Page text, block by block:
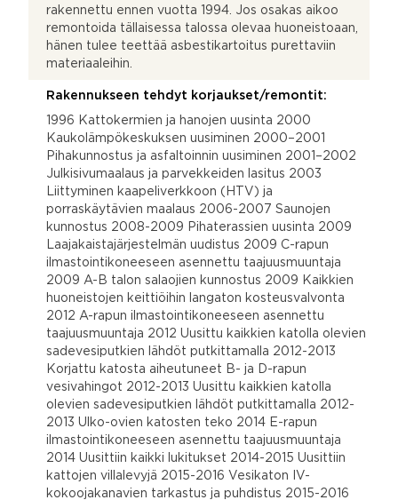
rakennettu ennen vuotta 1994. Jos osakas aikoo
remontoida tällaisessa talossa olevaa huoneistoaan,
hänen tulee teettää asbestikartoitus purettaviin
materiaaleihin.
Rakennukseen tehdyt korjaukset/remontit:
1996 Kattokermien ja hanojen uusinta 2000
Kaukolämpökeskuksen uusiminen 2000–2001
Pihakunnostus ja asfaltoinnin uusiminen 2001–2002
Julkisivumaalaus ja parvekkeiden lasitus 2003
Liittyminen kaapeliverkkoon (HTV) ja
porraskäytävien maalaus 2006-2007 Saunojen
kunnostus 2008-2009 Pihaterassien uusinta 2009
Laajakaistajärjestelmän uudistus 2009 C-rapun
ilmastointikoneeseen asennettu taajuusmuuntaja
2009 A-B talon salaojien kunnostus 2009 Kaikkien
huoneistojen keittiöihin langaton kosteusvalvonta
2012 A-rapun ilmastointikoneeseen asennettu
taajuusmuuntaja 2012 Uusittu kaikkien katolla olevien
sadevesiputkien lähdöt putkittamalla 2012-2013
Korjattu katosta aiheutuneet B- ja D-rapun
vesivahingot 2012-2013 Uusittu kaikkien katolla
olevien sadevesiputkien lähdöt putkittamalla 2012-
2013 Ulko-ovien katosten teko 2014 E-rapun
ilmastointikoneeseen asennettu taajuusmuuntaja
2014 Uusittiin kaikki lukitukset 2014-2015 Uusittiin
kattojen villalevyjä 2015-2016 Vesikaton IV-
kokoojakanavien tarkastus ja puhdistus 2015-2016